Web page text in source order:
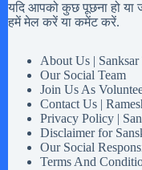
यदि आपको कुछ पूछना हो या
हमें मेल करें या कमेंट करें.
About Us |
Our Social Team
Join Us As
Contact Us |
Privacy Policy |
Disclaimer for
Our Social
Terms And